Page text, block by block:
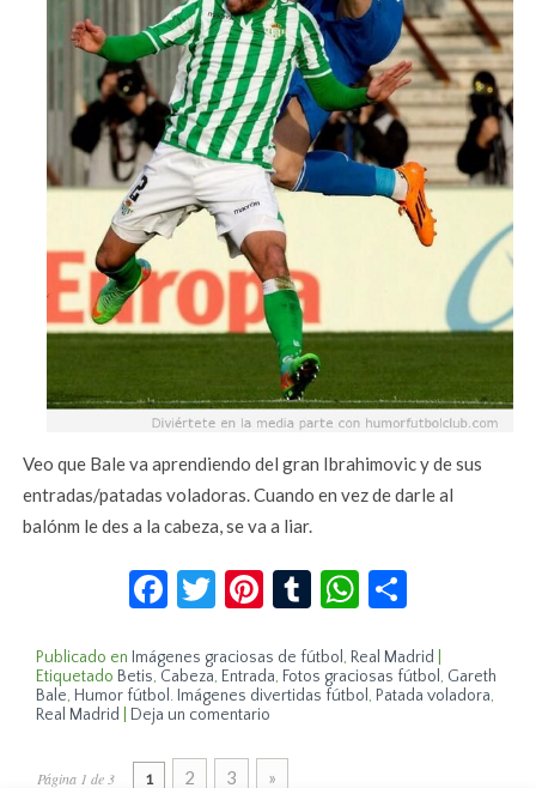
Veo que Bale va aprendiendo del gran Ibrahimovic y de sus
entradas/patadas voladoras. Cuando en vez de darle al
balónm le des a la cabeza, se va a liar.
Facebook
Twitter
Pinterest
TumblrWhatsApp
Publicado en Imágenes graciosas de fútbol , Real Madrid
Etiquetado Betis, Cabeza, Entrada, Fotos graciosas fútbol , Gareth
Bale, Humor fútbol. Imágenes divertidas fútbol , Patada voladora,
Real Madrid
Deja un comentario
Página 1 de 3 1 2 3 »